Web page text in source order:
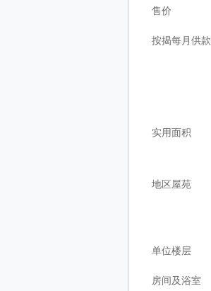
售价
按揭每月供款
实用面积
地区屋苑
单位楼层
房间及浴室